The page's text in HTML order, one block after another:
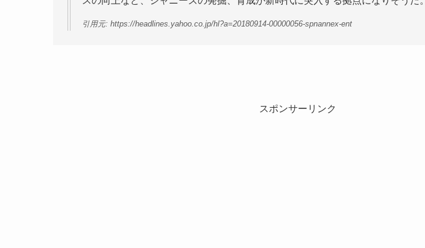
引用元: https://headlines.yahoo.co.jp/hl?a=20180914-00000056-spnannex-ent
スポンサーリンク